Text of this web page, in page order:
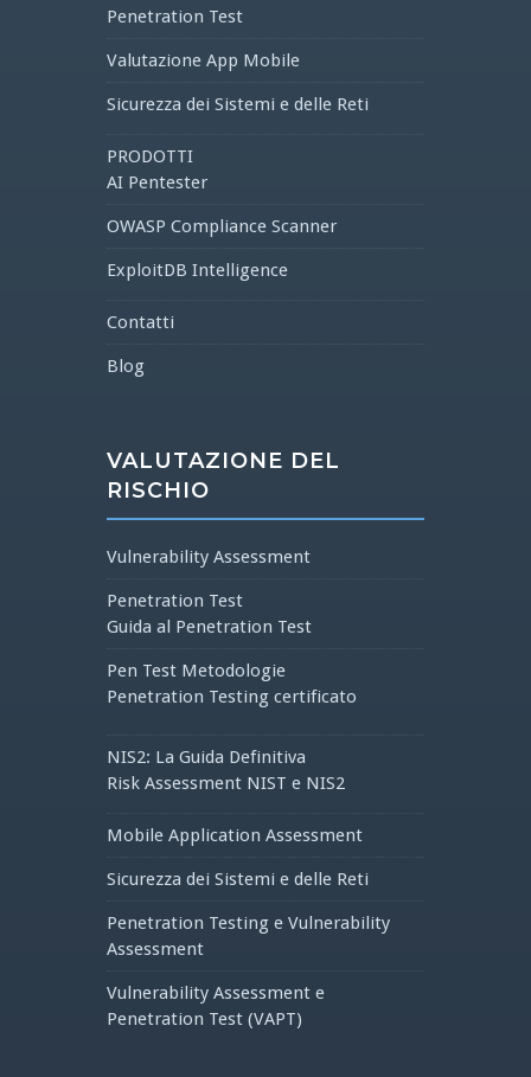
Penetration Test
Valutazione App Mobile
Sicurezza dei Sistemi e delle Reti
PRODOTTI
AI Pentester
OWASP Compliance Scanner
ExploitDB Intelligence
Contatti
Blog
VALUTAZIONE DEL
RISCHIO
Vulnerability Assessment
Penetration Test
Guida al Penetration Test
Pen Test Metodologie
Penetration Testing certificato
NIS2: La Guida Definitiva
Risk Assessment NIST e NIS2
Mobile Application Assessment
Sicurezza dei Sistemi e delle Reti
Penetration Testing e Vulnerability
Assessment
Vulnerability Assessment e
Penetration Test (VAPT)